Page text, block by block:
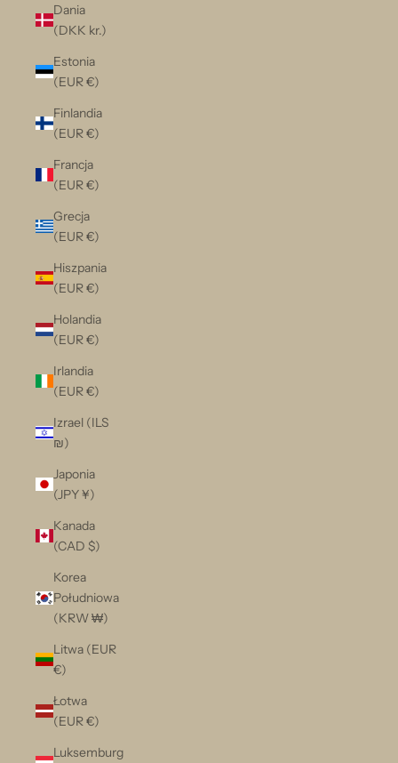
Dania
(DKK kr.)
Estonia
(EUR €)
Finlandia
(EUR €)
Francja
(EUR €)
Grecja
(EUR €)
Hiszpania
(EUR €)
Holandia
(EUR €)
Irlandia
(EUR €)
Izrael (ILS
₪)
Japonia
(JPY ¥)
Kanada
(CAD $)
Korea
Południowa
(KRW ₩)
Litwa (EUR
€)
Łotwa
(EUR €)
Luksemburg